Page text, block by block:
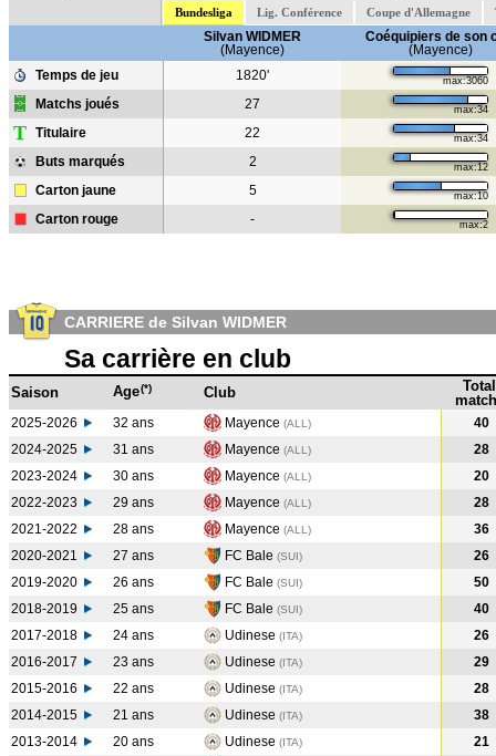
Bundesliga Lig. Conférence Coupe d'Allemagne
Silvan WIDMER
(Mayence)
Coéquipiers de son
(Mayence)
Temps de jeu
1820' max:3060
Matchs joués 27 max:34
T Titulaire 22 max:34
Buts marqués 2 max:12
Carton jaune 5 max:10
Carton rouge - max:2
CARRIERE de Silvan WIDMER
Sa carrière en club
Saison Age(*) Club
Total
2025-2026 32 ans Mayence (ALL)
40
2024-2025
31 ans Mayence (ALL )
28
2023-2024
30 ans Mayence (ALL )
20
2022-2023
29 ans Mayence (ALL )
28
2021-2022
28 ans Mayence (ALL )
36
2020-2021
27 ans FC Bale (SUI)
26
2019-2020
26 ans FC Bale (SUI)
50
2018-2019
25 ans FC Bale (SUI)
40
2017-2018
24 ans Udinese (ITA)
26
2016-2017
23 ans Udinese (ITA)
29
2015-2016
22 ans Udinese (ITA)
28
2014-2015
21 ans Udinese (ITA)
38
2013-2014
20 ans Udinese (ITA)
21